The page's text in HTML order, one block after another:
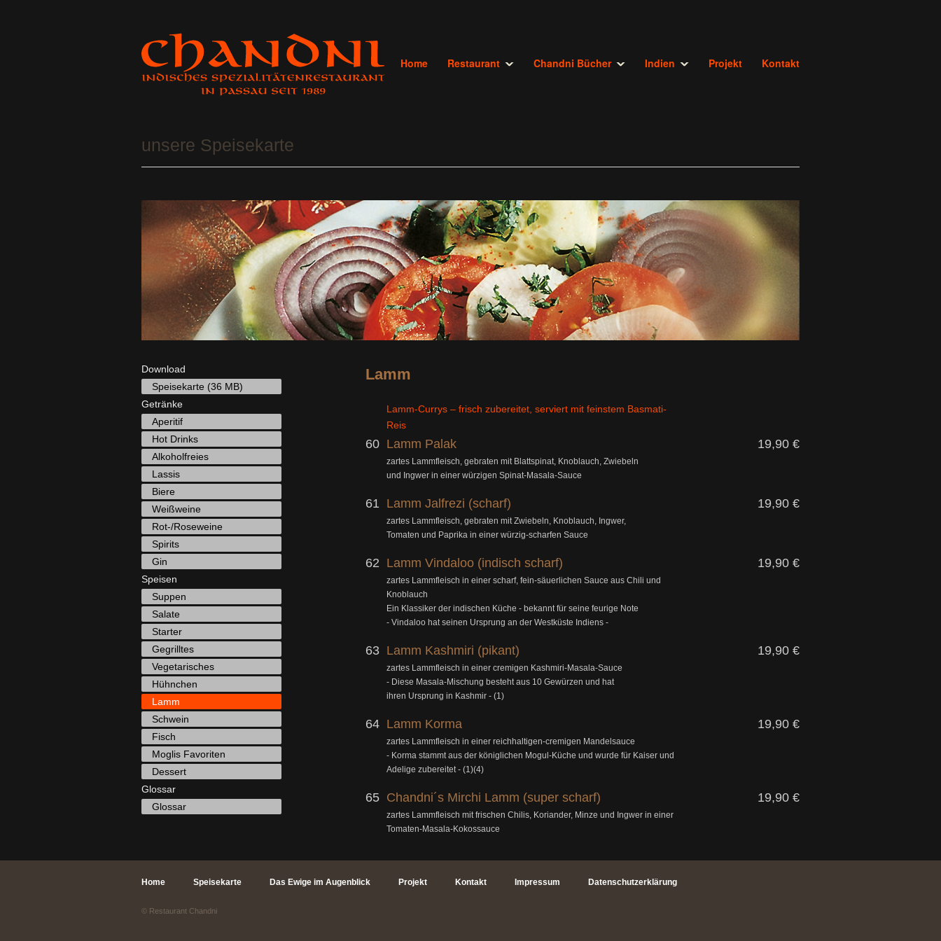
Home Restaurant Chandni Bücher Indien Projekt Kontakt
unsere Speisekarte
Download
Speisekarte (36 MB)
Getränke
Aperitif
Hot Drinks
Alkoholfreies
Lassis
Biere
Weißweine
Rot-/Roseweine
Spirits
Gin
Speisen
Suppen
Salate
Starter
Gegrilltes
Vegetarisches
Hühnchen
Lamm
Schwein
Fisch
Moglis Favoriten
Dessert
Glossar
Glossar
Lamm
Lamm-Currys – frisch zubereitet, serviert mit feinstem Basmati-
Reis
60 Lamm Palak
zartes Lammfleisch, gebraten mit Blattspinat, Knoblauch, Zwiebeln
und Ingwer in einer würzigen Spinat-Masala-Sauce
19,90 €
61 Lamm Jalfrezi (scharf)
zartes Lammfleisch, gebraten mit Zwiebeln, Knoblauch, Ingwer,
Tomaten und Paprika in einer würzig-scharfen Sauce
19,90 €
62 Lamm Vindaloo (indisch scharf)
zartes Lammfleisch in einer scharf, fein-säuerlichen Sauce aus Chili und
Knoblauch
Ein Klassiker der indischen Küche - bekannt für seine feurige Note
- Vindaloo hat seinen Ursprung an der Westküste Indiens -
19,90 €
63 Lamm Kashmiri (pikant)
zartes Lammfleisch in einer cremigen Kashmiri-Masala-Sauce
- Diese Masala-Mischung besteht aus 10 Gewürzen und hat
ihren Ursprung in Kashmir - (1)
19,90 €
64 Lamm Korma
zartes Lammfleisch in einer reichhaltigen-cremigen Mandelsauce
- Korma stammt aus der königlichen Mogul-Küche und wurde für Kaiser und
Adelige zubereitet - (1)(4)
19,90 €
65 Chandni´s Mirchi Lamm (super scharf)
zartes Lammfleisch mit frischen Chilis, Koriander, Minze und Ingwer in einer
Tomaten-Masala-Kokossauce
19,90 €
Home Speisekarte Das Ewige im Augenblick Projekt Kontakt Impressum Datenschutzerklärung
© Restaurant Chandni